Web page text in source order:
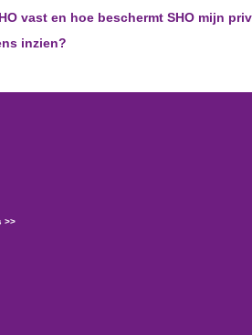
vast en hoe beschermt SHO mijn
inzien?
>>